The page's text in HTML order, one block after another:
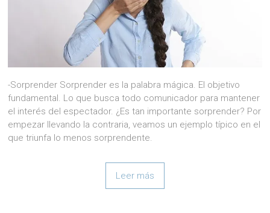
-Sorprender Sorprender es la palabra mágica. El objetivo
fundamental. Lo que busca todo comunicador para mantener
el interés del espectador. ¿Es tan importante sorprender? Por
empezar llevando la contraria, veamos un ejemplo típico en el
que triunfa lo menos sorprendente.
Leer más